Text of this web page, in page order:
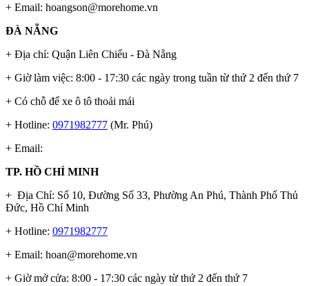
+ Email: hoangson@morehome.vn
ĐÀ NẴNG
+ Địa chỉ: Quận Liên Chiểu - Đà Nẵng
+ Giờ làm việc: 8:00 - 17:30 các ngày trong tuần từ thứ 2 đến thứ 7
+ Có chỗ để xe ô tô thoải mái
+ Hotline: 0971982777 (Mr. Phú)
+ Email:
TP. HỒ CHÍ MINH
+ Địa Chỉ: Số 10, Đường Số 33, Phường An Phú, Thành Phố Thủ
Đức, Hồ Chí Minh
+ Hotline: 0971982777
+ Email: hoan@morehome.vn
+ Giờ mở cửa: 8:00 - 17:30 các ngày từ thứ 2 đến thứ 7